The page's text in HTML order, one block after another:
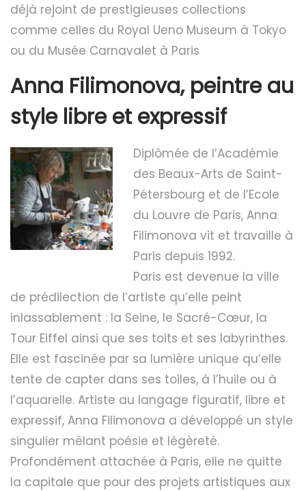
déjà rejoint de prestigieuses collections
comme celles du Royal Ueno Museum à Tokyo
ou du Musée Carnavalet à Paris
Anna Filimonova, peintre au
style libre et expressif
Diplômée de l’Académie
des Beaux-Arts de Saint-
Pétersbourg et de l’Ecole
du Louvre de Paris, Anna
Filimonova vit et travaille à
Paris depuis 1992.
Paris est devenue la ville
de prédilection de l’artiste qu’elle peint
inlassablement : la Seine, le Sacré-Cœur, la
Tour Eiffel ainsi que ses toits et ses labyrinthes.
Elle est fascinée par sa lumière unique qu’elle
tente de capter dans ses toiles, à l’huile ou à
l’aquarelle. Artiste au langage figuratif, libre et
expressif, Anna Filimonova a développé un style
singulier mêlant poésie et légèreté.
Profondément attachée à Paris, elle ne quitte
la capitale que pour des projets artistiques aux